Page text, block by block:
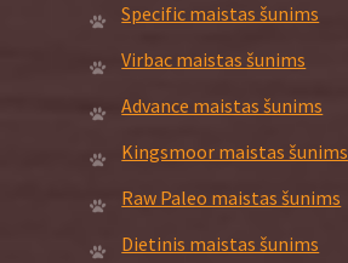
Specific maistas šunims
Virbac maistas šunims
Advance maistas šunims
Kingsmoor maistas šunims
Raw Paleo maistas šunims
Dietinis maistas šunims